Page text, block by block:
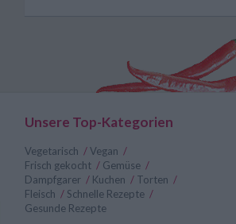
Unsere Top-Kategorien
Vegetarisch /Vegan /
Frisch gekocht / Gemüse /
Dampfgarer / Kuchen / Torten /
Fleisch / Schnelle Rezepte /
Gesunde Rezepte